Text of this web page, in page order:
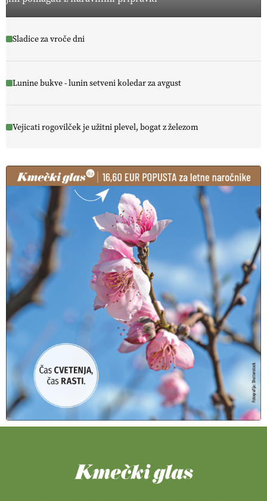
Sladice za vroče dni
Lunine bukve - lunin setveni koledar za avgust
Vejicati rogovilček je užitni plevel, bogat z železom